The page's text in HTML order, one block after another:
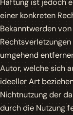
Haftung ist jedoch
einer konkreten
Bekanntwerden
umgehend
Autor, welche sich
ideeller Art
Nichtnutzung der
durch die Nutzung